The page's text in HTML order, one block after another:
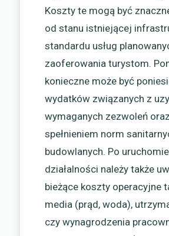
Koszty te mogą być
od stanu istniejącej
standardu usług
zaoferowania turystom.
konieczne może być
wydatków związanych z
wymaganych zezwoleń oraz
spełnieniem norm
budowlanych. Po
działalności należy także
bieżące koszty operacyjne
media (prąd, woda),
czy wynagrodzenia